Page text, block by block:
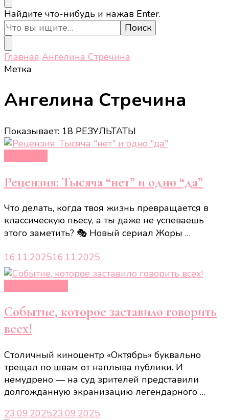
Ищите
что-
то?
Найдите что-нибудь и нажав Enter.
Главная Ангелина Стречина
Метка
Ангелина Стречина
Показывает: 18 РЕЗУЛЬТАТЫ
Рецензия: Тысяча “нет” и одно “да”
Что делать, когда твоя жизнь превращается в
классическую пьесу, а ты даже не успеваешь
этого заметить? 🎭 Новый сериал Жоры …
16.11.202516.11.2025
Событие, которое заставило говорить
всех!
Столичный киноцентр «Октябрь» буквально
трещал по швам от наплыва публики. И
немудрено — на суд зрителей представили
долгожданную экранизацию легендарного …
23.09.202523.09.2025